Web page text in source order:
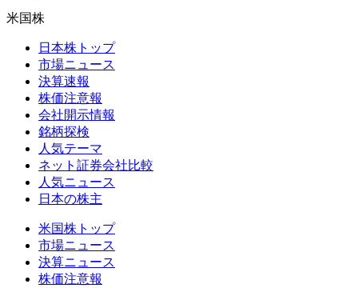
米国株
日本株トップ
市場ニュース
決算速報
株価注意報
会社開示情報
銘柄探検
人気テーマ
ネット証券会社比較
人気ニュース
日本の株主
米国株トップ
市場ニュース
決算ニュース
株価注意報